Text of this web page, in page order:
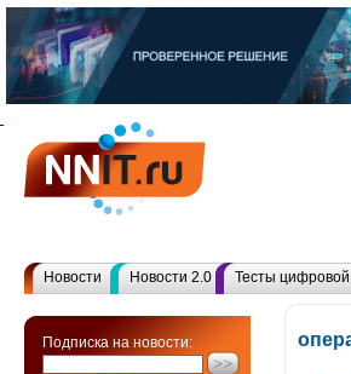
Новости Новости 2.0 Тесты цифровой
Подписка на новости: